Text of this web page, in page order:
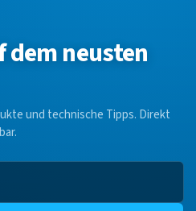
dem neusten
und technische Tipps. Direkt